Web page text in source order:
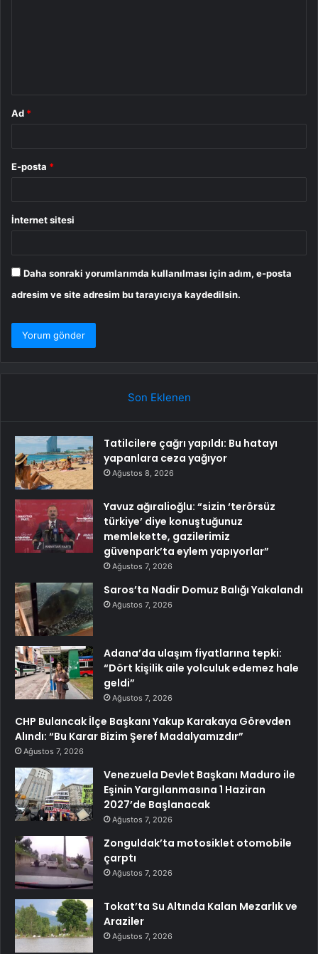
Ad *
E-posta *
İnternet sitesi
Daha sonraki yorumlarımda kullanılması için adım, e-posta
adresim ve site adresim bu tarayıcıya kaydedilsin.
Son Eklenen
Tatilcilere çağrı yapıldı: Bu hatayı
yapanlara ceza yağıyor
Ağustos 8, 2026
Yavuz ağıralioğlu: “sizin ‘terörsüz
türkiye’ diye konuştuğunuz
memlekette, gazilerimiz
güvenpark’ta eylem yapıyorlar”
Ağustos 7, 2026
Saros’ta Nadir Domuz Balığı Yakalandı
Ağustos 7, 2026
Adana’da ulaşım fiyatlarına tepki:
“Dört kişilik aile yolculuk edemez hale
geldi”
Ağustos 7, 2026
CHP Bulancak İlçe Başkanı Yakup Karakaya Görevden
Alındı: “Bu Karar Bizim Şeref Madalyamızdır”
Ağustos 7, 2026
Venezuela Devlet Başkanı Maduro ile
Eşinin Yargılanmasına 1 Haziran
2027’de Başlanacak
Ağustos 7, 2026
Zonguldak’ta motosiklet otomobile
çarptı
Ağustos 7, 2026
Tokat’ta Su Altında Kalan Mezarlık ve
Araziler
Ağustos 7, 2026